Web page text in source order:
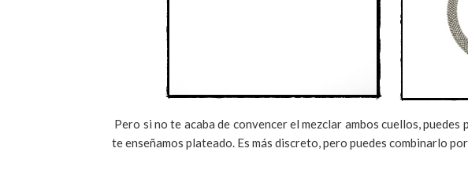
Pero si no te acaba de convencer el mezclar ambos cuellos,
te enseñamos plateado. Es más discreto, pero puedes combinarlo